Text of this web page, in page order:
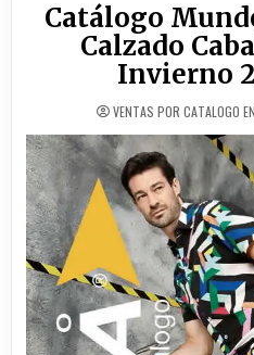
Catálogo
Calzado
Invierno
VENTAS POR CATALOGO